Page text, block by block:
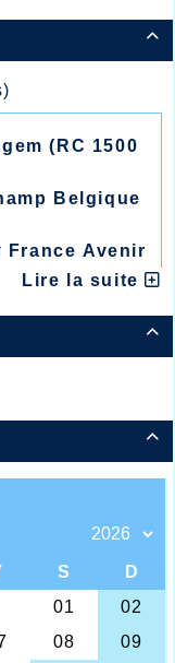

(RC 1500
Belgique
France Avenir
/
Lire la suite


seulement
chaque
qui
la bonne
de ce